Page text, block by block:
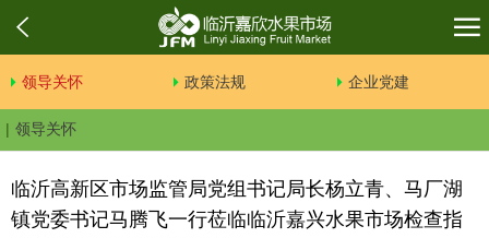
领导关怀 政策法规 企业党建
领导关怀
临沂高新区市场监管局党组书记局长杨立青、马厂湖
镇党委书记马腾飞一行莅临临沂嘉兴水果市场检查指